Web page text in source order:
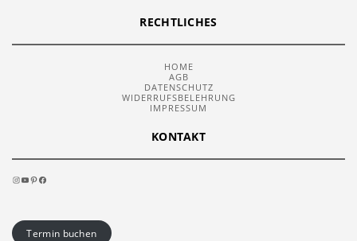
RECHTLICHES
HOME
AGB
DATENSCHUTZ
WIDERRUFSBELEHRUNG
IMPRESSUM
KONTAKT
INSTAGRAM
YOUTUBE
PINTEREST
FACEBOOK
Termin buchen